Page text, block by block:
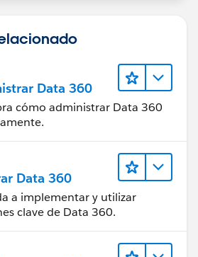
Data 360
cómo administrar Data 360
Data 360
a implementar y utilizar
clave de Data 360.